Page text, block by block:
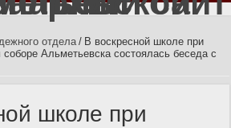
отдела / В воскресной школе при
Альметьевска состоялась беседа с
школе при